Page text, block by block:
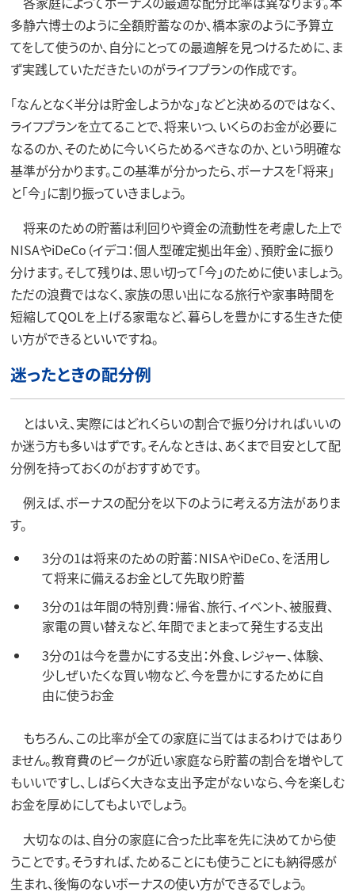
多静六博士のように全額貯蓄なのか、橋本家のように予算立
てをして使うのか、自分にとっての最適解を見つけるために、ま
ず実践していただきたいのがライフプランの作成です。
「なんとなく半分は貯金しようかな」などと決めるのではなく、
ライフプランを立てることで、将来いつ、いくらのお金が必要に
なるのか、そのために今いくらためるべきなのか、という明確な
基準が分かります。この基準が分かったら、ボーナスを「将来」
と「今」に割り振っていきましょう。
将来のための貯蓄は利回りや資金の流動性を考慮した上で
NISAやiDeCo（イデコ：個人型確定拠出年金）、預貯金に振り
分けます。そして残りは、思い切って「今」のために使いましょう。
ただの浪費ではなく、家族の思い出になる旅行や家事時間を
短縮してQOLを上げる家電など、暮らしを豊かにする生きた使
い方ができるといいですね。
迷ったときの配分例
とはいえ、実際にはどれくらいの割合で振り分ければいいの
か迷う方も多いはずです。そんなときは、あくまで目安として配
分例を持っておくのがおすすめです。
例えば、ボーナスの配分を以下のように考える方法がありま
す。
3分の1は将来のための貯蓄：NISAやiDeCo、を活用し
て将来に備えるお金として先取り貯蓄
3分の1は年間の特別費：帰省、旅行、イベント、被服費、
家電の買い替えなど、年間でまとまって発生する支出
3分の1は今を豊かにする支出：外食、レジャー、体験、
少しぜいたくな買い物など、今を豊かにするために自
由に使うお金
もちろん、この比率が全ての家庭に当てはまるわけではあり
ません。教育費のピークが近い家庭なら貯蓄の割合を増やして
もいいですし、しばらく大きな支出予定がないなら、今を楽しむ
お金を厚めにしてもよいでしょう。
大切なのは、自分の家庭に合った比率を先に決めてから使
うことです。そうすれば、ためることにも使うことにも納得感が
生まれ、後悔のないボーナスの使い方ができるでしょう。